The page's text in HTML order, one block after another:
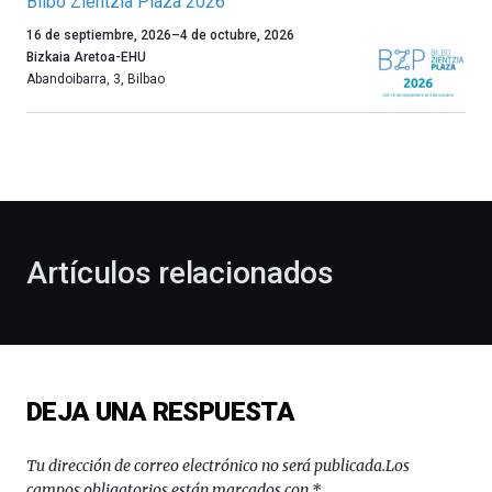
Un
año
más,
celebración
Bilbo
(BZP),
16 de septiembre, 2026–4 de octubre, 2026
Bizkaia Aretoa-EHU
Abandoibarra, 3 Bilbao
Artículos relacionados
DEJA UNA RESPUESTA
Tu dirección de correo electrónico no será publicada.Los